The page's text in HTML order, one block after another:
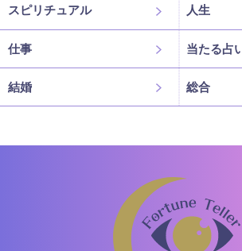
スピリチュアル 人生
仕事 当たる占
結婚 総合